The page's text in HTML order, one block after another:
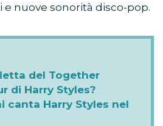
nuove sonorità disco-pop.
del Together
di Harry Styles?
canta Harry Styles nel